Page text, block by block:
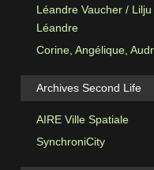
Léandre Vaucher / Lilju
Léandre
Corine, Angélique,
Archives Second Life
AIRE Ville Spatiale
SynchroniCity